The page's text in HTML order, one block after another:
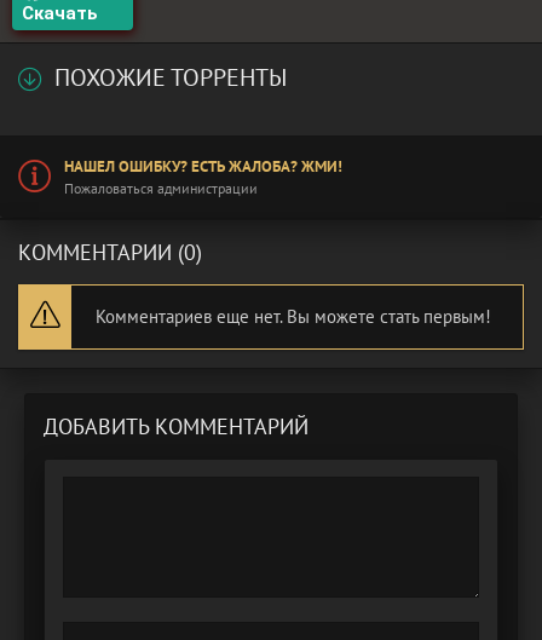
Скачать
ПОХОЖИЕ ТОРРЕНТЫ
НАШЕЛ ОШИБКУ? ЕСТЬ ЖАЛОБА? ЖМИ!
Пожаловаться администрации
КОММЕНТАРИИ (0)
Комментариев еще нет. Вы можете стать первым!
ДОБАВИТЬ КОММЕНТАРИЙ